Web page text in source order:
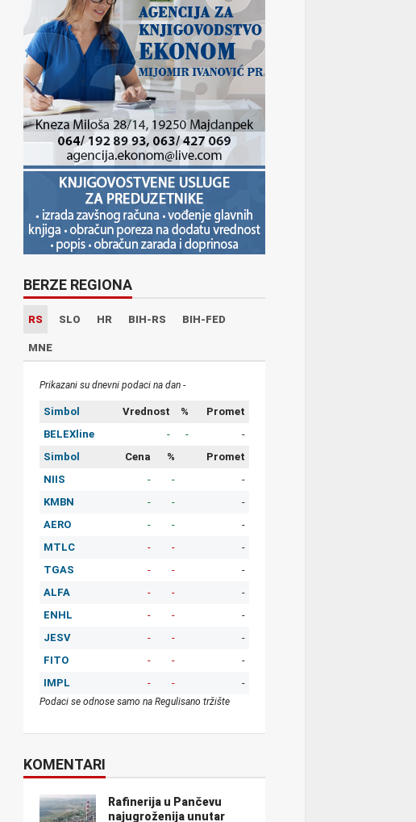
BERZE REGIONA
RS SLO HR BIH-RS BIH-FED
MNE
Prikazani su dnevni podaci na dan -
Simbol Vrednost %
Promet
BELEXline
- -
-
Simbol
Cena %
Promet
NIIS
- -
-
KMBN
- -
-
AERO
- -
-
MTLC
- -
-
TGAS
- -
-
ALFA
- -
-
ENHL
- -
-
JESV
- -
-
FITO
- -
-
IMPL
- - -
Podaci se odnose samo na Regulisano tržište
KOMENTARI
Rafinerija u Pančevu
najugroženija unutar